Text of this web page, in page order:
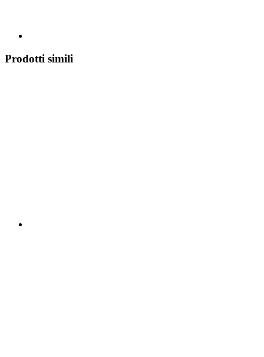
Prodotti simili